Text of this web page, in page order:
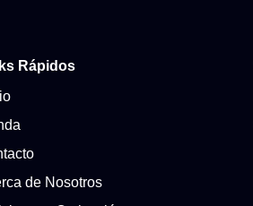
Rápidos
de Nosotros